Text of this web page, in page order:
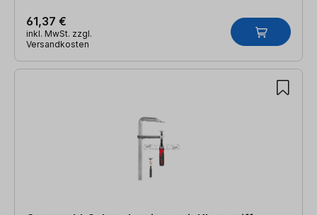
61,37 €
inkl. MwSt. zzgl.
Versandkosten